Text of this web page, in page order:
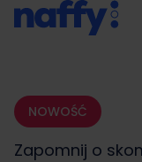
NOWOŚĆ
Zapomnij o